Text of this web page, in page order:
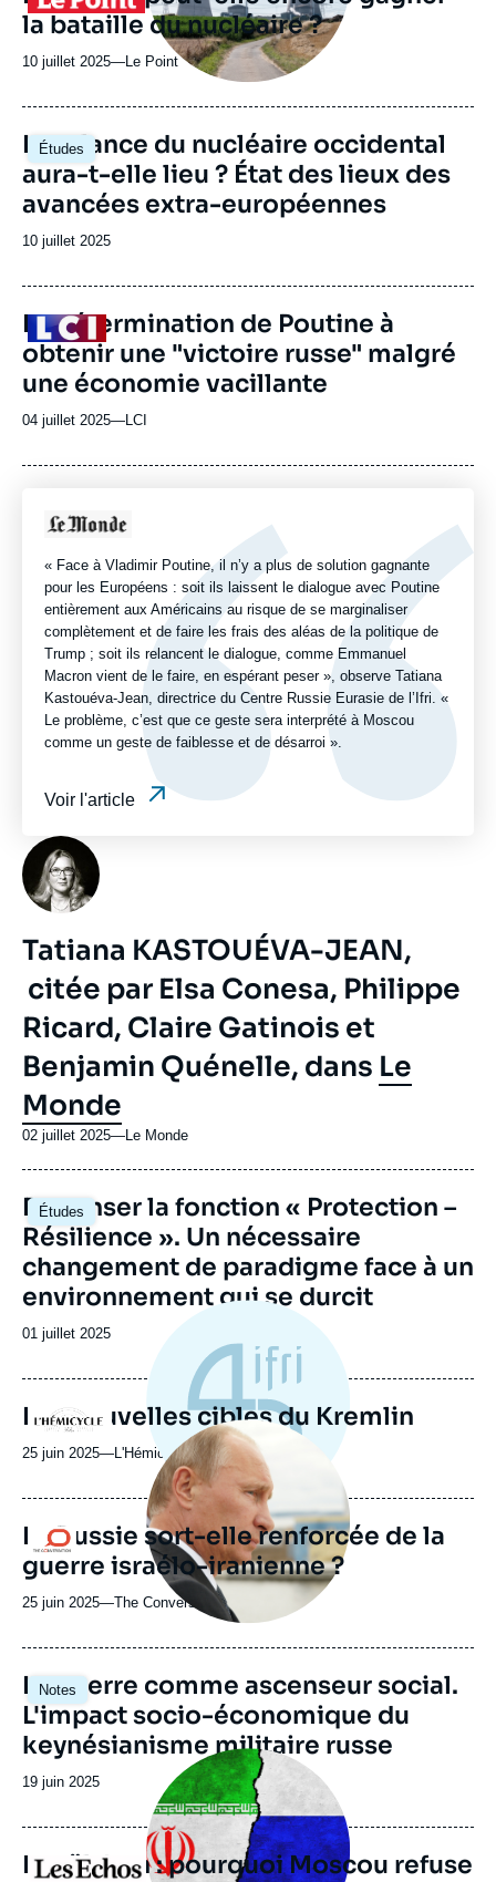
émission
la bataille du nucléaire ?
10 juillet 2025—Nom
journal,
ou
émission
Le Point
Études
Image
principale
La relance du nucléaire occidental
aura-t-elle lieu ? État des lieux des
avancées extra-européennes
Date
publication
10 juillet 2025
Logo
La détermination de Poutine à
obtenir une "victoire russe" malgré
une économie vacillante
04 juillet 2025—Nom
journal,
émission
LCI
Logo
« Face à Vladimir Poutine, il n’y a plus de solution gagnante
pour les Européens : soit ils laissent le dialogue avec Poutine
entièrement aux Américains au risque de se marginaliser
complètement et de faire les frais des aléas de la politique de
Trump ; soit ils relancent le dialogue, comme Emmanuel
Macron vient de le faire, en espérant peser », observe Tatiana
Kastouéva-Jean, directrice du Centre Russie Eurasie de l’Ifri. «
Le problème, c’est que ce geste sera interprété à Moscou
comme un geste de faiblesse et de désarroi ».
Voir l'article
Photo
Tatiana KASTOUÉVA-JEAN,
citée par Elsa Conesa, Philippe
Ricard, Claire Gatinois et
Benjamin Quénelle, dans Le
Monde
02 juillet 2025—Nom
revue
émission
Le Monde
Études
Image
principale
Repenser la fonction « Protection –
Résilience ». Un nécessaire
changement de paradigme face à un
environnement qui se durcit
Date
publication
01 juillet 2025
Logo
Les nouvelles cibles du Kremlin
25 juin 2025—Nom
journal,
revue
ou
émission
L'Hémicycle
Logo
Image
principale
médiatique
La Russie sort-elle renforcée de la
guerre israélo-iranienne ?
25 juin 2025—Nom
journal,
ou
émission
The Conversation
Notes
Image
principale
La guerre comme ascenseur social.
L'impact socio-économique du
keynésianisme militaire russe
Date
publication
19 juin 2025
Logo
Image
principale
médiatique
Israël-Iran : pourquoi Moscou refuse